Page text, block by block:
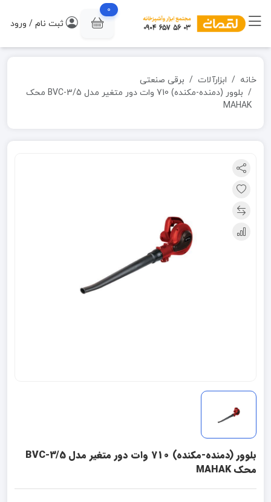
0
ثبت نام / ورود
خانه ابزارآلات
برقی صنعتی
بلوور (دمنده-مکنده) 710 وات دور متغیر مدل BVC-3/5 محک
MAHAK
بلوور (دمنده-مکنده) 710 وات دور متغیر مدل BVC-3/5
محک MAHAK